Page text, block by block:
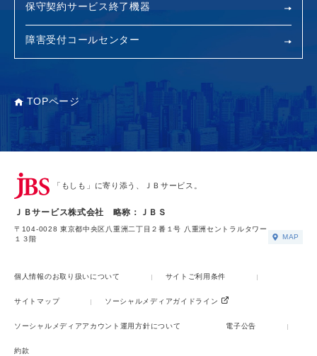
保守契約サービス終了機器
障害受付コールセンター
TOPページ
「もしも」に寄り添う、ＪＢサービス。
ＪＢサービス株式会社 略称：ＪＢＳ
〒104-0028 東京都中央区八重洲二丁目２番１号 八重洲セントラルタワー
１３階
MAP
個人情報のお取り扱いについて サイトご利用条件
サイトマップ ソーシャルメディアガイドライン
ソーシャルメディアアカウント運用方針について 電子公告
約款